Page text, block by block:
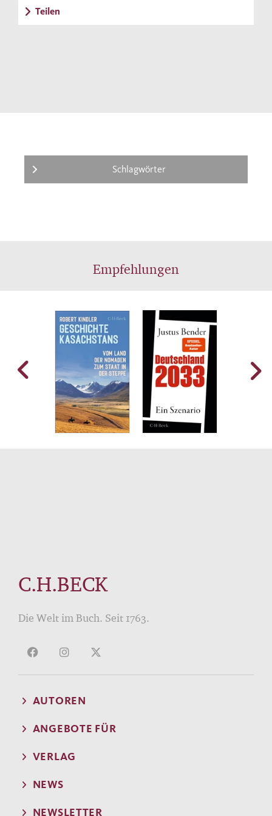
Frage, warum immer mehr Konflikte diese
Teilen
Schlagwörter
Empfehlungen
C.H.BECK
Die Welt im Buch. Seit 1763.
AUTOREN
ANGEBOTE FÜR
VERLAG
NEWS
NEWSLETTER